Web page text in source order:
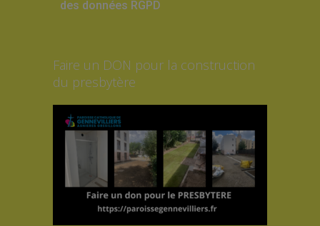
des données RGPD
Faire un DON pour la construction
du presbytère